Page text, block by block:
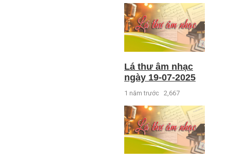
Lá thư âm nhạc
ngày 19-07-2025
1 năm trước 2,667